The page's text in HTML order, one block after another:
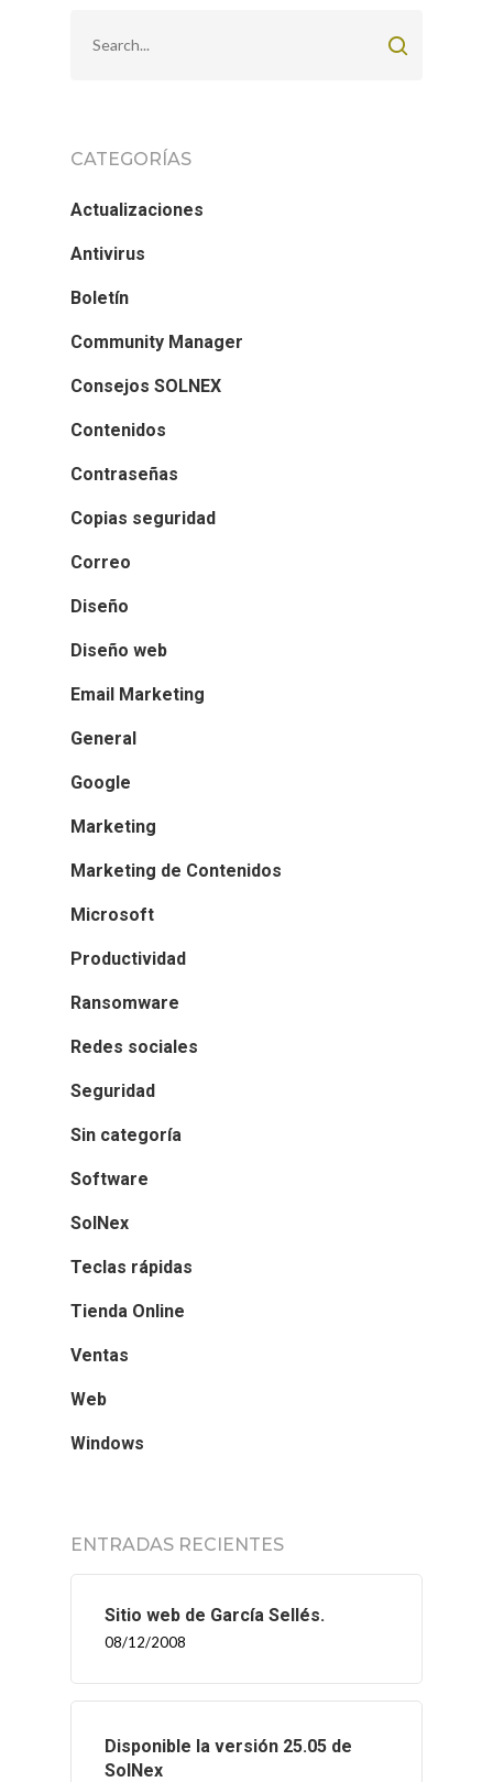
CATEGORÍAS
Actualizaciones
Antivirus
Boletín
Community Manager
Consejos SOLNEX
Contenidos
Contraseñas
Copias seguridad
Correo
Diseño
Diseño web
Email Marketing
General
Google
Marketing
Marketing de Contenidos
Microsoft
Productividad
Ransomware
Redes sociales
Seguridad
Sin categoría
Software
SolNex
Teclas rápidas
Tienda Online
Ventas
Web
Windows
ENTRADAS RECIENTES
Sitio web de García Sellés.
08/12/2008
Disponible la versión 25.05 de
SolNex